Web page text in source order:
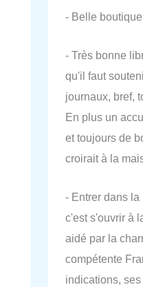
- Belle
- Très bonne
qu'il faut
journaux, bref,
En plus un
et toujours de
croirait à la
- Entrer dans
c'est s'ouvrir à
aidé par la
compétente
indications,